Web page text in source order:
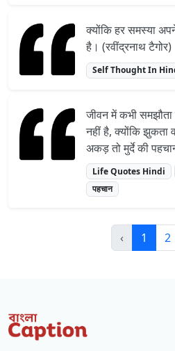
क्योंकि हर समस्या
है। (रवींद्रनाथ टैगोर)
Self Thought In
जीवन में कभी समझौता
नहीं है, क्योंकि झुकता
अकड़ तो मुर्दे की
Life Quotes Hindi
पहचान
‹ 1 2